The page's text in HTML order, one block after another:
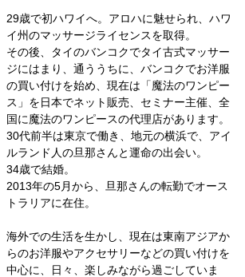
29歳で初ハワイへ。アロハに魅せられ、ハワ
イ州のマッサージライセンスを取得。
その後、タイのバンコクでタイ古式マッサー
ジにはまり、通ううちに、バンコクでお洋服
の買い付けを始め、現在は「魔法のワンピー
ス」を日本でネット販売、セミナー主催、全
国に魔法のワンピースの代理店があります。
30代前半は東京で働き、地元の横浜で、アイ
ルランド人の旦那さんと運命の出会い。
34歳で結婚。
2013年の5月から、旦那さんの転勤でオース
トラリアに在住。
海外での生活を生かし、現在は東南アジアか
らのお洋服やアクセサリーなどの買い付けを
中心に、日々、楽しみながら過ごしていま